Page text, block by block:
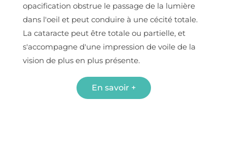
opacification obstrue le passage de la lumière
dans l'oeil et peut conduire à une cécité totale.
La cataracte peut être totale ou partielle, et
s'accompagne d'une impression de voile de la
vision de plus en plus présente.
En savoir +